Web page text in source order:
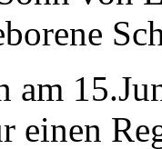
am
einen